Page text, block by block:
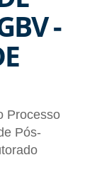
-
Processo
Pós-